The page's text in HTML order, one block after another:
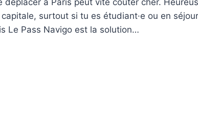
surtout si tu es étudiant·e ou en
Le Pass Navigo est la solution…